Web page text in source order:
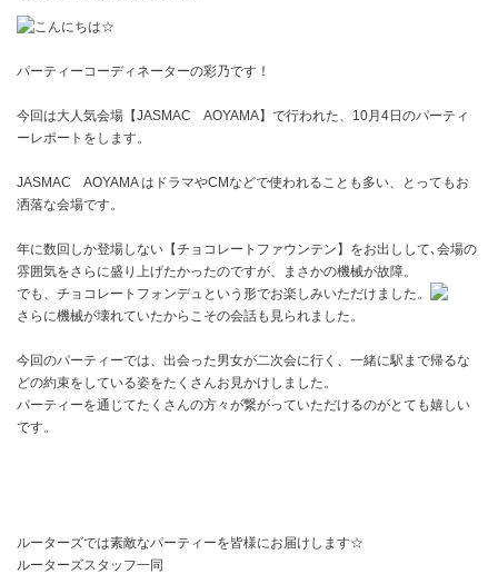
こんにちは☆
パーティーコーディネーターの彩乃です！
今回は大人気会場【JASMAC AOYAMA】で行われた、10月4日のパーティ
ーレポートをします。
JASMAC AOYAMA はドラマやCMなどで使われることも多い、とってもお
洒落な会場です。
年に数回しか登場しない【チョコレートファウンテン】をお出しして､会場の
雰囲気をさらに盛り上げたかったのですが、まさかの機械が故障。
でも、チョコレートフォンデュという形でお楽しみいただけました。
さらに機械が壊れていたからこその会話も見られました。
今回のパーティーでは、出会った男女が二次会に行く、一緒に駅まで帰るな
どの約束をしている姿をたくさんお見かけしました。
パーティーを通じてたくさんの方々が繋がっていただけるのがとても嬉しい
です。
ルーターズでは素敵なパーティーを皆様にお届けします☆
ルーターズスタッフ一同